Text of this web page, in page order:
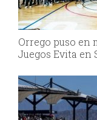
Orrego puso en
Juegos Evita en